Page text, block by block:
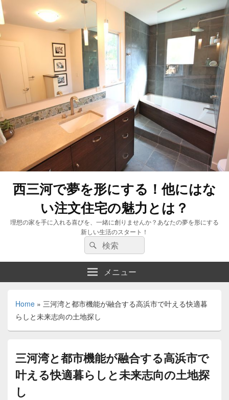
西三河で夢を形にする！他にはな
い注文住宅の魅力とは？
理想の家を手に入れる喜びを、一緒に創りませんか？あなたの夢を形にする
新しい生活のスタート！
検
索:
検
索
メニュー
Home » 三河湾と都市機能が融合する高浜市で叶える快適暮
らしと未来志向の土地探し
三河湾と都市機能が融合する高浜市で
叶える快適暮らしと未来志向の土地探
し